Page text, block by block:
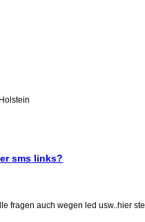
sms links?
fragen auch wegen led usw..hier